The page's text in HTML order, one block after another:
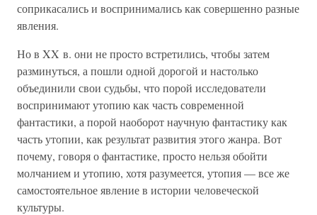
соприкасались и воспринимались как совершенно разные
явления.
Но в XX в. они не просто встретились, чтобы затем
разминуться, а пошли одной дорогой и настолько
объединили свои судьбы, что порой исследователи
воспринимают утопию как часть современной
фантастики, а порой наоборот научную фантастику как
часть утопии, как результат развития этого жанра. Вот
почему, говоря о фантастике, просто нельзя обойти
молчанием и утопию, хотя разумеется, утопия — все же
самостоятельное явление в истории человеческой
культуры.